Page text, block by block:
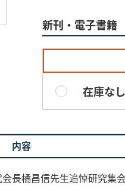
新刊・電子書籍
在庫なし
内容
長橘昌信先生追悼研究集